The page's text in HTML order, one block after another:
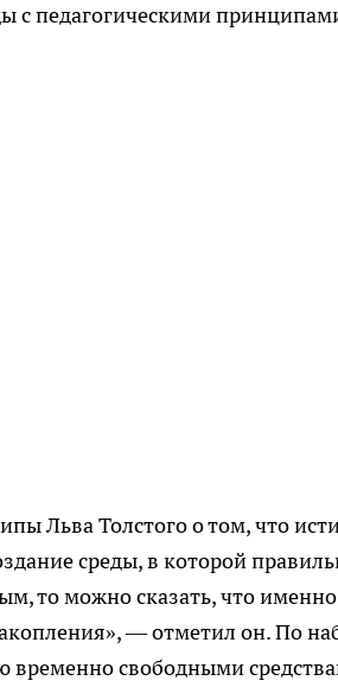
с педагогическими
Льва Толстого о том, что
среды, в которой
то можно сказать, что
— отметил он. По
временно свободными